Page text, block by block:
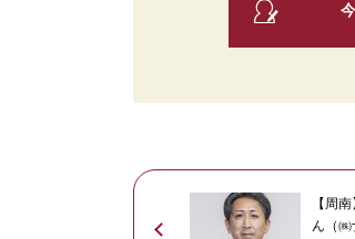
【周
ん（